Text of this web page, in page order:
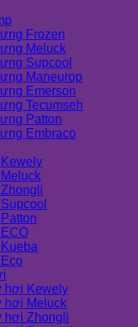
Frozen
Meluck
Supcool
Maneurop
Emerson
Tecumseh
Patton
Embraco
hơi Kewely
hơi Meluck
hơi Zhongli